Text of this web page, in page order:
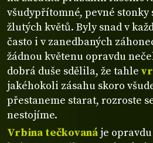
všudypřítomné, pevné stonky
žlutých květů. Byly snad v
často i v zanedbaných
žádnou květenu opravdu
dobrá duše sdělila, že tahle
jakéhokoli zásahu skoro
přestaneme starat, rozroste
nestojíme.
Vrbina tečkovaná je